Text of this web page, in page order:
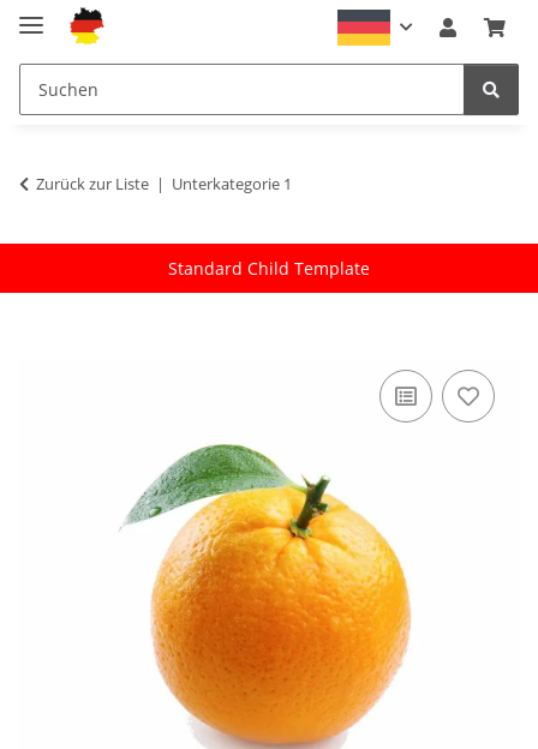
Zurück zur Liste Unterkategorie 1
Standard Child Template